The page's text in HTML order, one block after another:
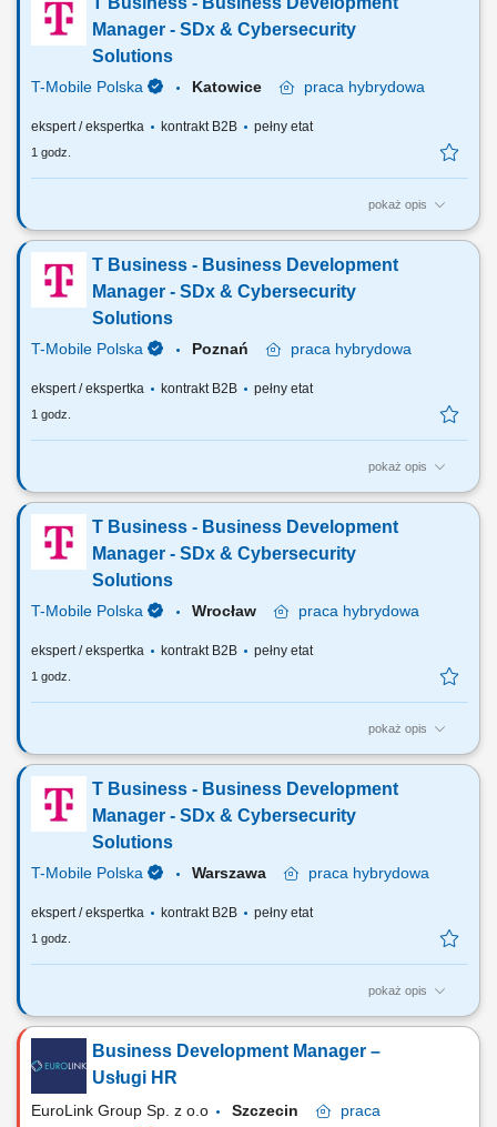
Nawiązywanie pierwszego kontaktu z właścicielami, członkami
zarządów, dyrektorami finansowymi, osobami odpowiedzialnymi za
ubezpieczenia oraz innymi decydentami. Budowanie...
Manager - SDx & Cybersecurity
Solutions
T-Mobile Polska Katowice praca hybrydowa
ekspert / ekspertka kontrakt B2B pełny etat
1 godz.
pokaż opis
Zadania, które na Ciebie czekają: Pozyskiwanie nowych klientów i
aktywne rozwijanie sprzedaży usług w obszarach SDx oraz
Cybersecurity; Samodzielne prowadzenie pełnego procesu sprzedaży
– od prospektingu i identyfikacji potrzeb, przez spotkania i prezentacje,
aż po negocjacje i...
T Business - Business Development
Manager - SDx & Cybersecurity
Solutions
T-Mobile Polska Poznań praca hybrydowa
ekspert / ekspertka kontrakt B2B pełny etat
1 godz.
pokaż opis
Zadania, które na Ciebie czekają: Pozyskiwanie nowych klientów i
aktywne rozwijanie sprzedaży usług w obszarach SDx oraz
Cybersecurity; Samodzielne prowadzenie pełnego procesu sprzedaży
– od prospektingu i identyfikacji potrzeb, przez spotkania i prezentacje,
aż po negocjacje i...
T Business - Business Development
Manager - SDx & Cybersecurity
Solutions
T-Mobile Polska Wrocław praca hybrydowa
ekspert / ekspertka kontrakt B2B pełny etat
1 godz.
pokaż opis
Zadania, które na Ciebie czekają: Pozyskiwanie nowych klientów i
aktywne rozwijanie sprzedaży usług w obszarach SDx oraz
Cybersecurity; Samodzielne prowadzenie pełnego procesu sprzedaży
– od prospektingu i identyfikacji potrzeb, przez spotkania i prezentacje,
aż po negocjacje i...
T Business - Business Development
Manager - SDx & Cybersecurity
Solutions
T-Mobile Polska Warszawa praca hybrydowa
ekspert / ekspertka kontrakt B2B pełny etat
1 godz.
pokaż opis
Zadania, które na Ciebie czekają: Pozyskiwanie nowych klientów i
aktywne rozwijanie sprzedaży usług w obszarach SDx oraz
Cybersecurity; Samodzielne prowadzenie pełnego procesu sprzedaży
– od prospektingu i identyfikacji potrzeb, przez spotkania i prezentacje,
aż po negocjacje i...
Business Development Manager –
Usługi HR
EuroLink Group Sp. z o.o Szczecin
praca